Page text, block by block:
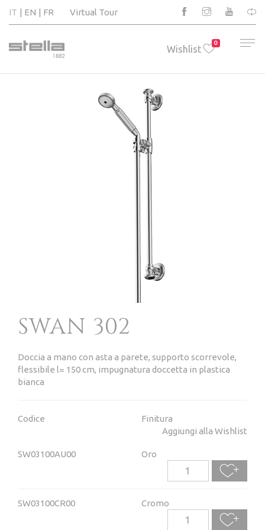
IT EN FR Virtual Tour
Wishlist
0
SWAN 302
Doccia a mano con asta a parete, supporto scorrevole,
flessibile l= 150 cm, impugnatura doccetta in plastica
bianca
Codice
Finitura
Aggiungi alla Wishlist
SW03100AU00 Oro
SW03100CR00 Cromo